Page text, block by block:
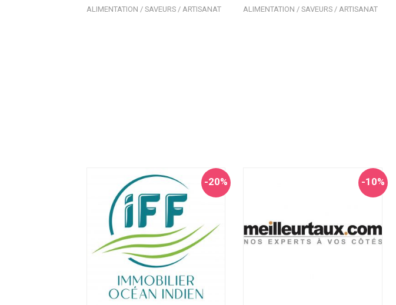
ALIMENTATION / SAVEURS / ARTISANAT ALIMENTATION / SAVEURS / ARTISANAT
-20% -10%